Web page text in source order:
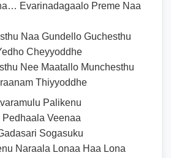
Evarinadagaalo Preme Naa
Naa Gundello Guchesthu
Cheyyoddhe
Nee Maatallo Munchesthu
Thiyyoddhe
Palikenu
Veenaa
Sogasuku
Naraala Lonaa Haa Lona